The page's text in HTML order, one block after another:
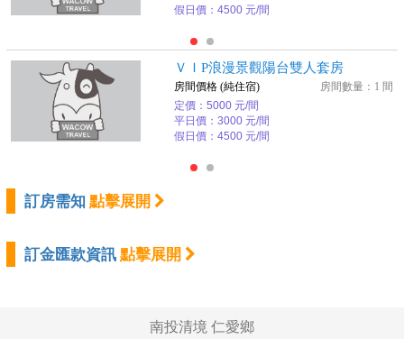
假日價：4500 元/間
ＶＩP浪漫景觀陽台雙人套房
房間數量：1 間
房間價格 (純住宿)
定價：5000 元/間
平日價：3000 元/間
假日價：4500 元/間
訂房需知 點擊展開
訂金匯款資訊 點擊展開
南投清境 仁愛鄉